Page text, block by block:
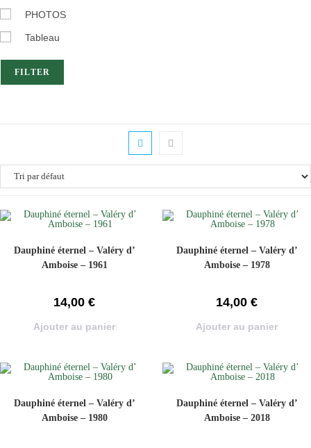
PHOTOS
Tableau
FILTER
Dauphiné éternel – Valéry d’
Amboise – 1961
14,00 €
Ajouter au panier
Dauphiné éternel – Valéry d’
Amboise – 1978
14,00 €
Ajouter au panier
Dauphiné éternel – Valéry d’
Amboise – 1980
Dauphiné éternel – Valéry d’
Amboise – 2018